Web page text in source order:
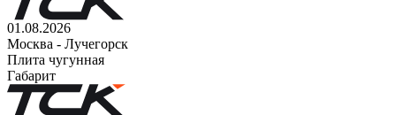
01.08.2026
Москва - Лучегорск
Плита чугунная
Габарит